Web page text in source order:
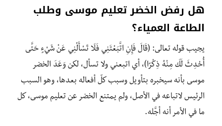
هل رفض الخضر تعليم موسى وطلب
الطاعة العمياء؟
يجيب قوله تعالى: (قَالَ فَإِنِ اتَّبَعْتَنِي فَلَا تَسْأَلْنِي عَنْ شَيْءٍ حَتَّى
أُحْدِثَ لَكَ مِنْهُ ذِكْرًا)، أي اتبعني ولا تسأل، لكن وَعَدَ الخضر
موسى بأنه سيخبره بتأويل وسبب كلّ أفعاله بعدها، وهو السبب
الرئيس لاتباعه في الأصل، ولم يمتنع الخضر عن تعليم موسى، كل
ما في الأمر أنه أجَّله.